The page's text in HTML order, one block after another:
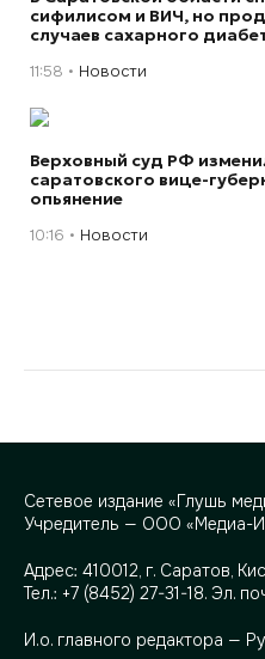
сифилисом и ВИЧ, но
случаев сахарного
11:58 Новости
Верховный суд РФ
саратовского вице-
опьянение
10:16 Новости
Сетевое издание «Глушь
Учредитель — ООО «Медиа-
Адрес: 410012, г. Саратов,
Тел.: +7 (8452) 27-31-18. Эл.
И.о. главного редактора —